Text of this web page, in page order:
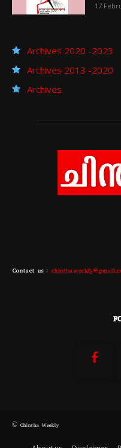
17
Archives 2020 -2023
Archives 2013 -2020
Archives
Contact us :
© Chintha Weekly